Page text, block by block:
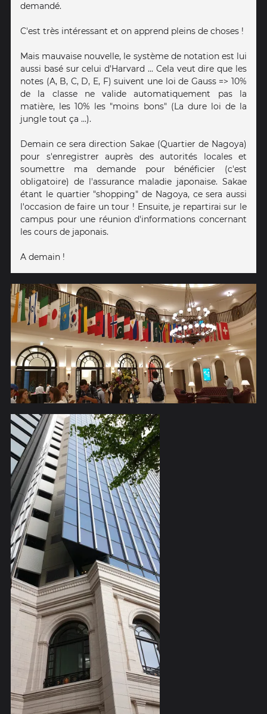
demandé.
C'est très intéressant et on apprend pleins de choses !
Mais mauvaise nouvelle, le système de notation est lui
aussi basé sur celui d'Harvard ... Cela veut dire que les
notes (A, B, C, D, E, F) suivent une loi de Gauss => 10%
de la classe ne valide automatiquement pas la
matière, les 10% les "moins bons" (La dure loi de la
jungle tout ça ...).
Demain ce sera direction Sakae (Quartier de Nagoya)
pour s'enregistrer auprès des autorités locales et
soumettre ma demande pour bénéficier (c'est
obligatoire) de l'assurance maladie japonaise. Sakae
étant le quartier "shopping" de Nagoya, ce sera aussi
l'occasion de faire un tour ! Ensuite, je repartirai sur le
campus pour une réunion d'informations concernant
les cours de japonais.
A demain !